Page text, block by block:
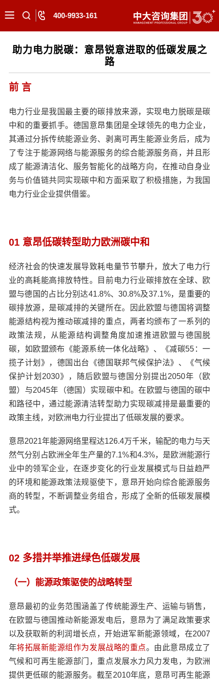
400-9933-161
助力电力脱碳：意昂锐意进取的低碳发展之
路
前 言
电力行业是我国最主要的碳排放来源，实现电力脱碳是碳
中和的重要抓手。德国意昂集团是全球领先的电力企业，
其通过分拆传统能源业务、剥离可再生能源业务后，成为
了专注于能源网络与能源服务的综合能源服务商，并且形
成了能源清洁化、服务智能化的战略方向，在推动自身业
务与价值链共同实现碳中和方面采取了积极措施，为我国
电力行业企业提供借鉴。
01 意昂低碳转型助力欧洲碳中和
经济社会的快速发展导致耗电量节节攀升，放大了电力行
业的高耗能高排放特性。目前电力行业碳排放在全球、欧
盟与德国的占比分别达41.8%、30.8%及37.1%，是重要的
碳排放源，是碳减排的关键所在。因此欧盟与德国将调整
能源结构视为推动碳减排的重点，两者均颁布了一系列的
政策法规，从能源结构调整角度加速推进欧盟与德国脱
碳，如欧盟颁布《能源系统一体化战略》、《减碳55：一
揽子计划》，德国出台《德国联邦气候保护法》、《气候
保护计划2030》，随后欧盟与德国分别提出2050年（欧
盟）与2045年（德国）实现碳中和。在欧盟与德国的碳中
和路径中，通过能源清洁转型助力实现碳减排是最重要的
政策主线，对欧洲电力行业提出了低碳发展的要求。
意昂2021年能源网络里程达126.4万千米，输配的电力与天
然气分别占欧洲全年生产量的7.1%和4.3%，是欧洲能源行
业中的领军企业，在逐步变化的行业发展模式与日益趋严
的环境和能源政策法规驱使下，意昂开始向综合能源服务
商的转型，不断调整业务组合，形成了全新的低碳发展模
式。
02 多措并举推进绿色低碳发展
（一）能源政策驱使的战略转型
意昂最初的业务范围涵盖了传统能源生产、运输与销售，
在欧盟与德国推动新能源发电后，意昂为了满足政策要求
以及获取新的利润增长点，开始进军新能源领域，在2007
年将拓展新能源组作为发展战略的重点。由此意昂成立了
气候和可再生能源部门，重点发展水力风力发电，为欧洲
提供更低碳的能源服务。截至2010年底，意昂可再生能源